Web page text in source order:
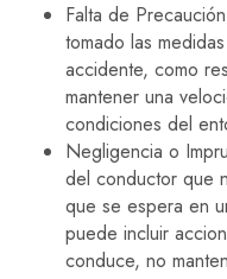
Falta de
tomado las
accidente, como
mantener una
condiciones del
Negligencia o
del conductor que
que se espera en
puede incluir
conduce, no